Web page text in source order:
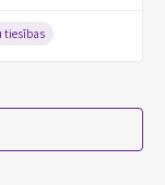
tiesības